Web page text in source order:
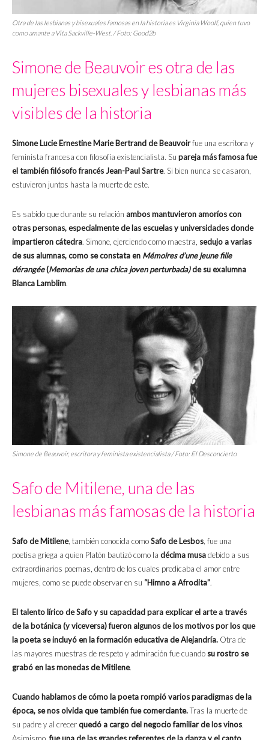
Otra de las lesbianas y bisexuales famosas en la historia es Virginia Woolf, quien tuvo
como amante a Vita Sackville-West. / Foto: Good2b
Simone de Beauvoir es otra de las
mujeres bisexuales y lesbianas más
visibles de la historia
Simone Lucie Ernestine Marie Bertrand de Beauvoirfue una escritora y
feminista francesa con filosofía existencialista. Su pareja más famosa fue
el también filósofo francés Jean-Paul Sartre. Si bien nunca se casaron,
estuvieron juntos hasta la muerte de este.
Es sabido que durante su relación ambos mantuvieron amoríos con
otras personas, especialmente de las escuelas y universidades donde
impartieron cátedra. Simone, ejerciendo como maestra, sedujo a varias
de sus alumnas, como se constata en Mémoires d’une jeune fille
dérangée(Memorias de una chica joven perturbada)de su exalumna
Blanca Lamblim.
Simone de Beauvoir, escritora y feminista existencialista / Foto: El Desconcierto
Safo de Mitilene, una de las
lesbianas más famosas de la historia
Safo de Mitilene, también conocida comoSafo de Lesbos, fue una
poetisa griega a quien Platón bautizó como la décima musadebido a sus
extraordinarios poemas, dentro de los cuales predicaba el amor entre
mujeres, como se puede observar en su “Himno a Afrodita”.
El talento lírico de Safo y su capacidad para explicar el arte a través
de la botánica (y viceversa) fueron algunos de los motivos por los que
la poeta se incluyó en la formación educativa de Alejandría. Otra de
las mayores muestras de respeto y admiración fue cuando su rostro se
grabó en las monedas de Mitilene.
Cuando hablamos de cómo la poeta rompió varios paradigmas de la
época, se nos olvida que también fue comerciante.Tras la muerte de
su padre y al crecerquedó a cargo del negocio familiar de los vinos.